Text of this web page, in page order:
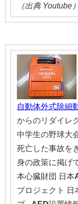
（出典 Youtube）
自動体外式除細
からのリダイレ
中学生の野球大
死亡した事故を
身の政策に掲げ
本心臓財団 日本
プロジェクト 日